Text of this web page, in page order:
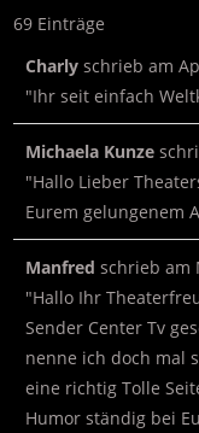
69 Einträge
Charly schrieb am
"Ihr seit einfach
Michaela Kunze
"Hallo Lieber
Eurem gelungenem
Manfred schrieb am
"Hallo Ihr
Sender Center Tv
nenne ich doch mal
eine richtig Tolle
Humor ständig bei